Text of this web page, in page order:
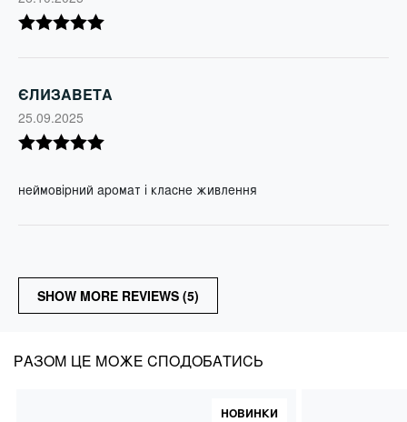
з 5
ЄЛИЗАВЕТА
25.09.2025
з 5
неймовірний аромат і класне живлення
SHOW MORE REVIEWS (5)
РАЗОМ ЦЕ МОЖЕ СПОДОБАТИСЬ
НОВИНКИ